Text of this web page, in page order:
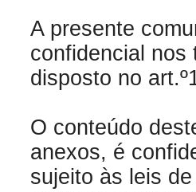
A presente
confidencial nos
disposto no
O conteúdo
anexos, é
sujeito às leis